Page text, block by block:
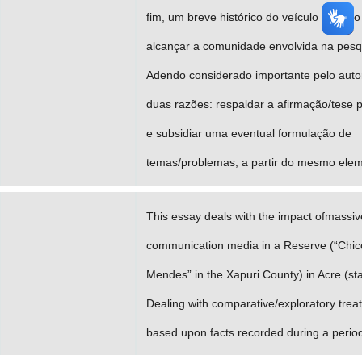
fim, um breve histórico do veículo rádio,
alcançar a comunidade envolvida na
Adendo considerado importante pelo
duas razões: respaldar a afirmação/tese
e subsidiar uma eventual formulação de
temas/problemas, a partir do mesmo
This essay deals with the impact
communication media in a Reserve
Mendes” in the Xapuri County) in Acre
Dealing with comparative/exploratory
based upon facts recorded during a